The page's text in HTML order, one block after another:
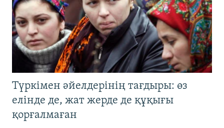
Түркімен әйелдерінің тағдыры: өз
елінде де, жат жерде де құқығы
қорғалмаған